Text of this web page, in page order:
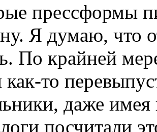
прессформы
Я думаю, что
По крайней
как-то
даже
посчитали